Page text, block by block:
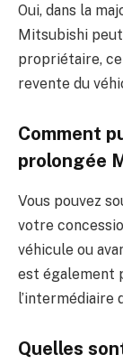
Oui, dans la
Mitsubishi
propriétaire,
revente du
Comment
prolongée
Vous pouvez
votre
véhicule ou
est également
l’intermédiaire
Quelles